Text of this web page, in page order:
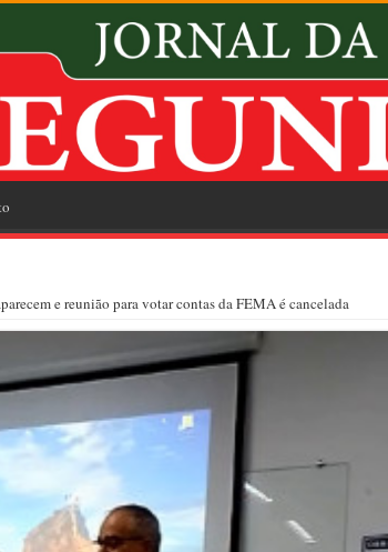
e reunião para votar contas da FEMA é cancelada